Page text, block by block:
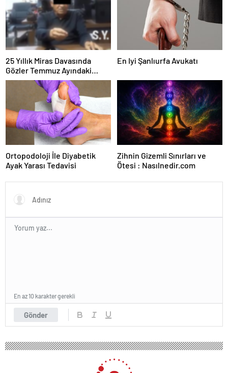
25 Yıllık Miras Davasında
Gözler Temmuz Ayındaki
Karar Duruşmasına Çevrildi
En Iyi Şanlıurfa Avukatı
Ortopodoloji İle Diyabetik
Ayak Yarası Tedavisi
Zihnin Gizemli Sınırları ve
Ötesi : Nasılnedir.com
Gönder
En az 10 karakter gerekli